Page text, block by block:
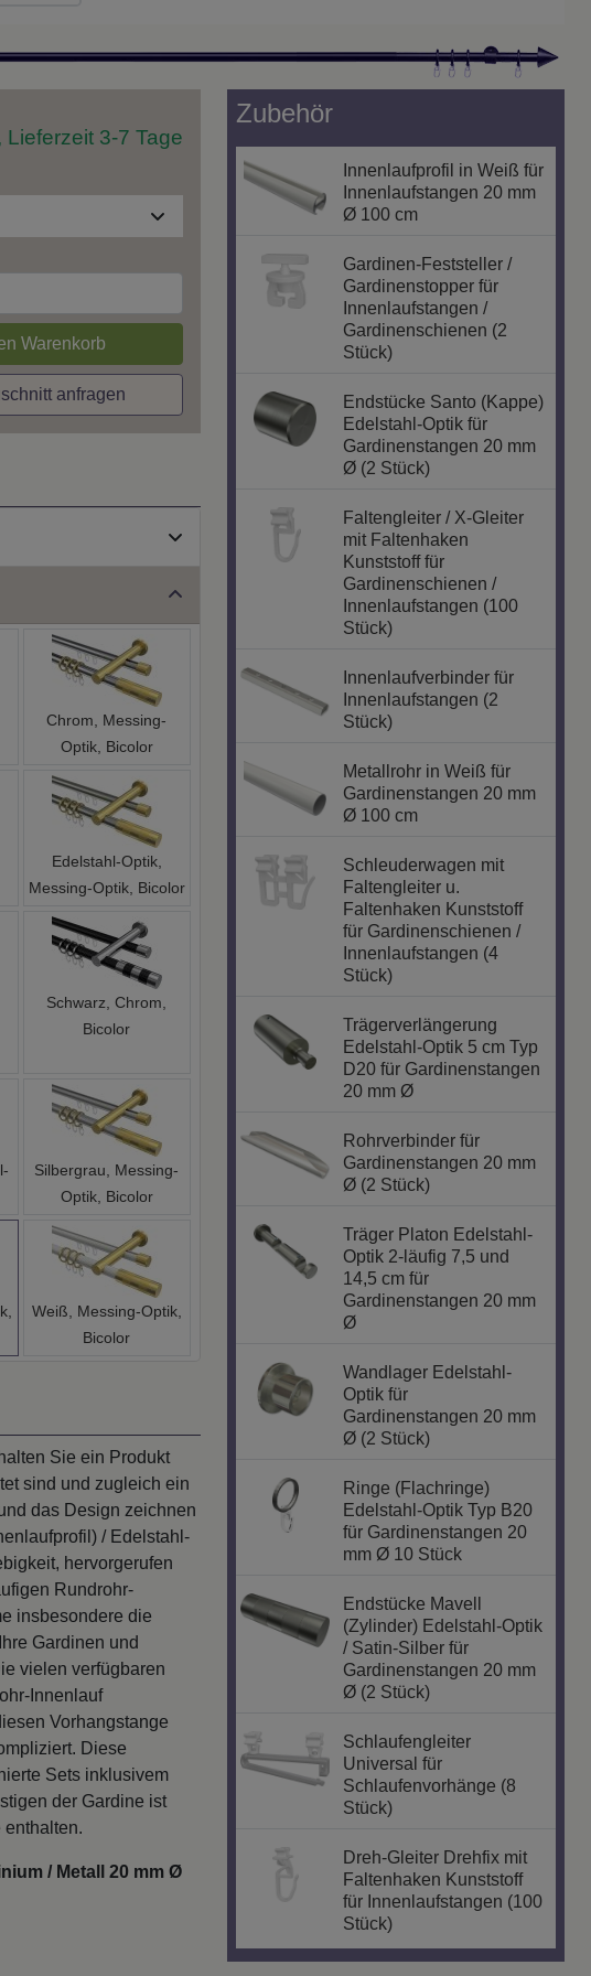
Warenkorb
anfragen
Chrom, Messing-
Optik, Bicolor
Edelstahl-Optik,
Messing-Optik, Bicolor
Schwarz, Chrom,
Bicolor
Silbergrau, Messing-
Optik, Bicolor
Weiß, Messing-Optik,
Bicolor
Sie ein Produkt
sind und zugleich ein
das Design zeichnen
/ Edelstahl-
hervorgerufen
Rundrohr-
insbesondere die
Gardinen und
vielen verfügbaren
Innenlauf
Vorhangstange
Diese
Sets inklusivem
der Gardine ist
Zubehör
Innenlaufstangen 20 mm
Ø 100 cm
Gardinenstopper für
Innenlaufstangen /
Gardinenschienen (2
Stück)
Edelstahl-Optik für
Gardinenstangen 20 mm
Ø (2 Stück)
mit Faltenhaken
Kunststoff für
Gardinenschienen /
Innenlaufstangen (100
Stück)
Innenlaufstangen (2
Stück)
Gardinenstangen 20 mm
Ø 100 cm
Faltengleiter u.
Faltenhaken Kunststoff
für Gardinenschienen /
Innenlaufstangen (4
Stück)
Edelstahl-Optik 5 cm Typ
D20 für Gardinenstangen
20 mm Ø
Gardinenstangen 20 mm
Ø (2 Stück)
Optik 2-läufig 7,5 und
14,5 cm für
Gardinenstangen 20 mm
Ø
Optik für
Gardinenstangen 20 mm
Ø (2 Stück)
Edelstahl-Optik Typ B20
für Gardinenstangen 20
mm Ø 10 Stück
(Zylinder) Edelstahl-Optik
/ Satin-Silber für
Gardinenstangen 20 mm
Ø (2 Stück)
Universal für
Schlaufenvorhänge (8
Stück)
Faltenhaken Kunststoff
für Innenlaufstangen (100
Stück)